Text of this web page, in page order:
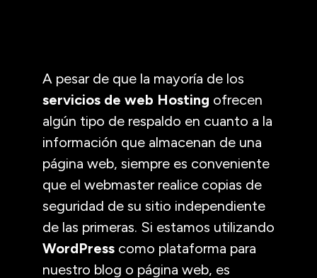
A pesar de que la mayoría de los
servicios de web Hosting ofrecen
algún tipo de respaldo en cuanto a la
información que almacenan de una
página web, siempre es conveniente
que el webmaster realice copias de
seguridad de su sitio independiente
de las primeras. Si estamos utilizando
WordPress como plataforma para
nuestro blog o página web, es